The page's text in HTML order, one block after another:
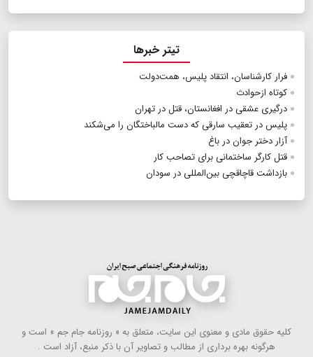
تیتر خبرها
فرار کارشناسان، انتقاد پلیس، همت‌دولت
کوتاه‌ از‌حوادث
درگیری عشقی در افغانستان، قتل در تهران
پلیس در تعقیب سارقی که دست مالباختگان را می‌شکند
آزار دختر جوان در باغ
قتل کارگر ساختمانی برای تصاحب کار
بازداشت قاچاقچی بین‌المللی در سودان
كلیه حقوق مادی و معنوی این سایت، متعلق به « روزنامه جام جم » است و
هرگونه بهره ‌برداری از مطالب و تصاویر آن با ذكر منبع، آزاد است .